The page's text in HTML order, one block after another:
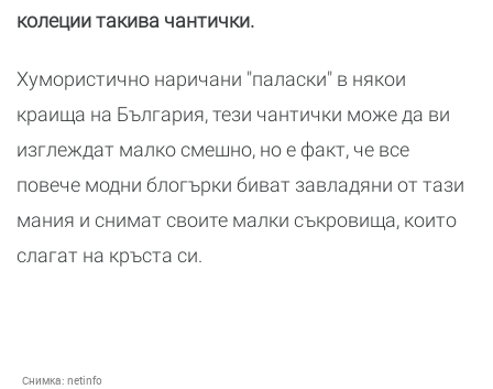
колеции такива чантички.
Хумористично наричани "паласки" в някои
краища на България, тези чантички може да ви
изглеждат малко смешно, но е факт, че все
повече модни блогърки биват завладяни от тази
мания и снимат своите малки съкровища, които
слагат на кръста си.
Снимка: netinfo